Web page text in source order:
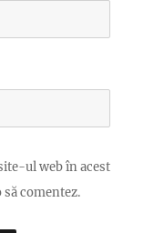
ul web în acest
comentez.